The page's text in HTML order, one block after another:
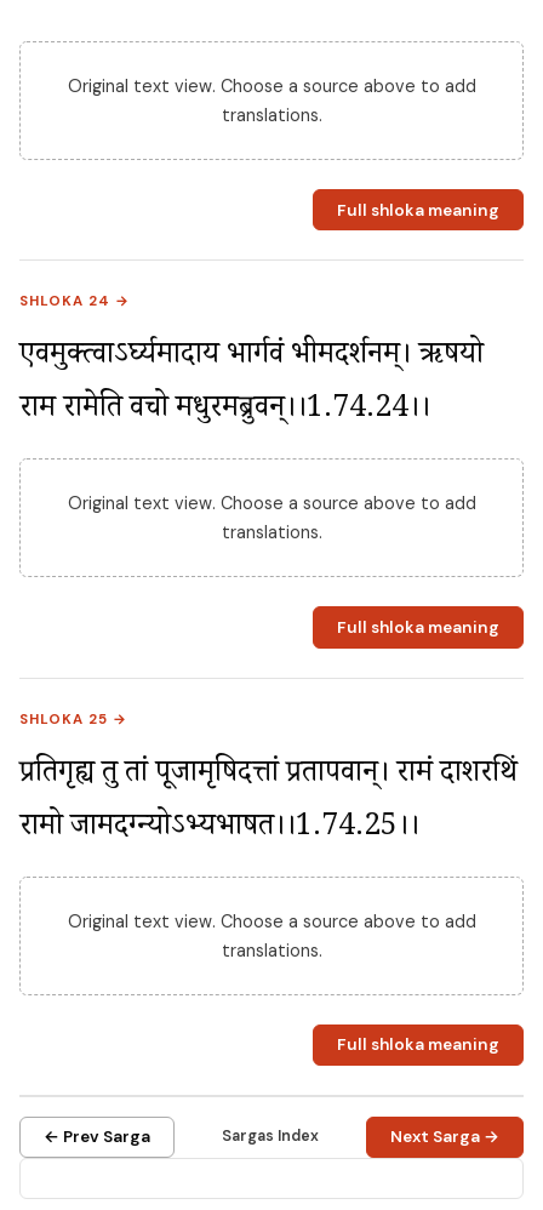
Original text view. Choose a source above to add
translations.
Full shloka meaning
SHLOKA 24 →
एवमुक्त्वाऽर्घ्यमादाय भार्गवं भीमदर्शनम्। ऋषयो
राम रामेति वचो मधुरमब्रुवन्।।1.74.24।।
Original text view. Choose a source above to add
translations.
Full shloka meaning
SHLOKA 25 →
प्रतिगृह्य तु तां पूजामृषिदत्तां प्रतापवान्। रामं दाशरथिं
रामो जामदग्न्योऽभ्यभाषत।।1.74.25।।
Original text view. Choose a source above to add
translations.
Full shloka meaning
← Prev Sarga Sargas Index Next Sarga →